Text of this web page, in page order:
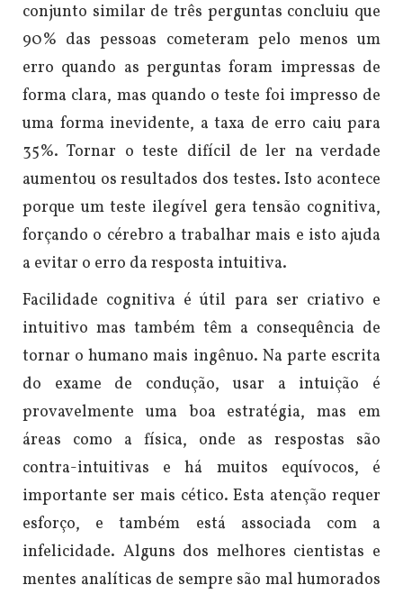
conjunto similar de três perguntas concluiu que
90% das pessoas cometeram pelo menos um
erro quando as perguntas foram impressas de
forma clara, mas quando o teste foi impresso de
uma forma inevidente, a taxa de erro caiu para
35%.Tornar o teste difícil de ler na verdade
aumentou os resultados dos testes.Isto acontece
porque um teste ilegível gera tensão cognitiva,
forçando o cérebro a trabalhar mais e isto ajuda
a evitar o erro da resposta intuitiva.
Facilidade cognitiva é útil para ser criativo e
intuitivo mas também têm a consequência de
tornar o humano mais ingênuo. Na parte escrita
do exame de condução, usar a intuição é
provavelmente uma boa estratégia, mas em
áreas como a física, onde as respostas são
contra-intuitivas e há muitos equívocos, é
importante ser mais cético. Esta atenção requer
esforço, e também está associada com a
infelicidade. Alguns dos melhores cientistas e
mentes analíticas de sempre são mal humorados